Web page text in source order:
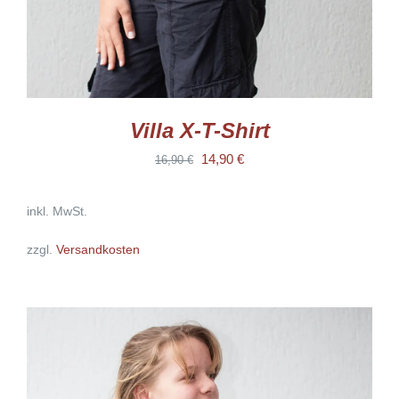
PRODUKTSEITE
GEWÄHLT
WERDEN
Villa X-T-Shirt
16,90€
Ursprünglicher
14,90 €Aktueller
inkl. MwSt.
zzgl. Versandkosten